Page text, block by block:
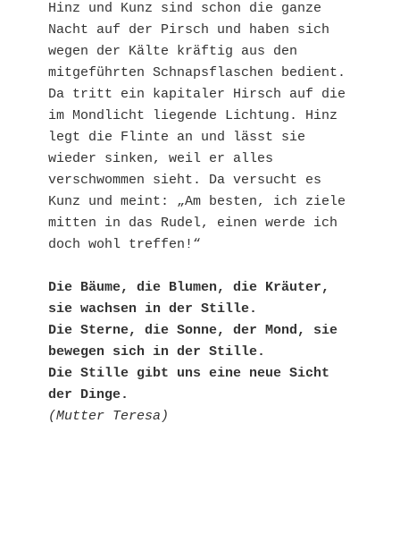
Hinz und Kunz sind schon die ganze
Nacht auf der Pirsch und haben sich
wegen der Kälte kräftig aus den
mitgeführten Schnapsflaschen bedient.
Da tritt ein kapitaler Hirsch auf die
im Mondlicht liegende Lichtung. Hinz
legt die Flinte an und lässt sie
wieder sinken, weil er alles
verschwommen sieht. Da versucht es
Kunz und meint: „Am besten, ich ziele
mitten in das Rudel, einen werde ich
doch wohl treffen!“
Die Bäume, die Blumen, die Kräuter,
sie wachsen in der Stille.
Die Sterne, die Sonne, der Mond, sie
bewegen sich in der Stille.
Die Stille gibt uns eine neue Sicht
der Dinge.
(Mutter Teresa)